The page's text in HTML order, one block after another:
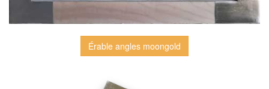
Érable angles moongold